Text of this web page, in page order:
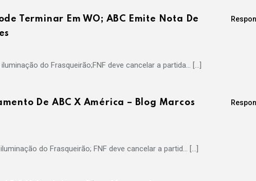
Terminar Em WO; ABC Emite Nota De
do Frasqueirão;FNF deve cancelar a partida… […]
De ABC X América – Blog Marcos
do Frasqueirão; FNF deve cancelar a partid… […]